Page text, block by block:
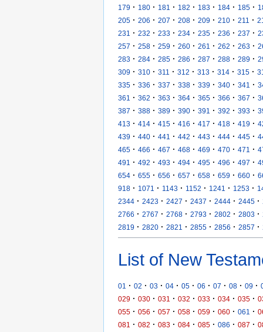
179 · 180 · 181 · 182 · 183 · 184 · 185 ·
205 · 206 · 207 · 208 · 209 · 210 · 211 ·
231
· 232 · 233 · 234 · 235 · 236 · 237 ·
257 · 258 · 259 · 260 · 261 · 262 · 263 ·
283 · 284 · 285 · 286 · 287 · 288 · 289 ·
309 · 310 · 311 · 312 · 313 · 314 · 315 ·
335 · 336 · 337 · 338 · 339 · 340 · 341 ·
361
· 362 · 363 · 364 · 365 · 366 · 367 ·
387 · 388 · 389 · 390 · 391 · 392 · 393 ·
413 · 414 · 415 · 416 · 417 · 418 · 419 ·
439 · 440 · 441 · 442 · 443 · 444 · 445 ·
465 · 466 · 467 · 468 · 469 · 470 · 471 ·
491
· 492 · 493 · 494 · 495 · 496 · 497 ·
654 · 655 · 656 · 657 · 658 · 659 · 660 ·
918 · 1071 · 1143 · 1152 · 1241 · 1253 ·
2344 · 2423 · 2427 · 2437 · 2444 · 2445 ·
2766 · 2767 · 2768 · 2793 · 2802 · 2803 ·
2819 · 2820 · 2821 · 2855 · 2856 · 2857 ·
List of New
01 · 02 · 03 · 04 · 05 · 06 · 07 · 08 · 09 ·
029 · 030 · 031 · 032 · 033 · 034 · 035 ·
055 · 056 · 057 · 058 · 059 · 060 · 061 ·
081
· 082 · 083 · 084 · 085 · 086 · 087 ·